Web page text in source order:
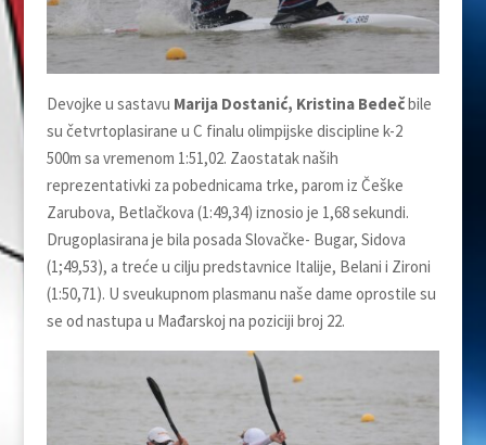
Devojke u sastavu Marija Dostanić, Kristina Bedečbile
su četvrtoplasirane u C finalu olimpijske discipline k-2
500m sa vremenom 1:51,02. Zaostatak naših
reprezentativki za pobednicama trke, parom iz Češke
Zarubova, Betlačkova (1:49,34) iznosio je 1,68 sekundi.
Drugoplasirana je bila posada Slovačke- Bugar, Sidova
(1;49,53), a treće u cilju predstavnice Italije, Belani i Zironi
(1:50,71). U sveukupnom plasmanu naše dame oprostile su
se od nastupa u Mađarskoj na poziciji broj 22.